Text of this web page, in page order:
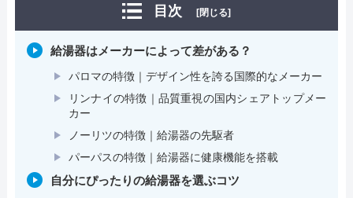
目次 [閉じる]
給湯器はメーカーによって差がある？
パロマの特徴｜デザイン性を誇る国際的なメーカー
リンナイの特徴｜品質重視の国内シェアトップメー
カー
ノーリツの特徴｜給湯器の先駆者
パーパスの特徴｜給湯器に健康機能を搭載
自分にぴったりの給湯器を選ぶコツ